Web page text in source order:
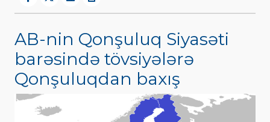
AB-nin Qonşuluq Siyasəti
barəsində tövsiyələrə
Qonşuluqdan baxış